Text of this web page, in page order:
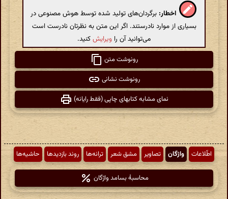
اخطار: برگردان‌های تولید شده توسط هوش مصنوعی در
بسیاری از موارد نادرستند. اگر این متن به نظرتان نادرست است
می‌توانید آن را ویرایشکنید.
رونوشت متن
رونوشت نشانی
نمای مشابه کتابهای چاپی (فقط رایانه)
اطّلاعات واژگان تصاویر مشق شعر ترانه‌ها روند بازدیدها حاشیه‌ها
محاسبهٔ بسامد واژگان